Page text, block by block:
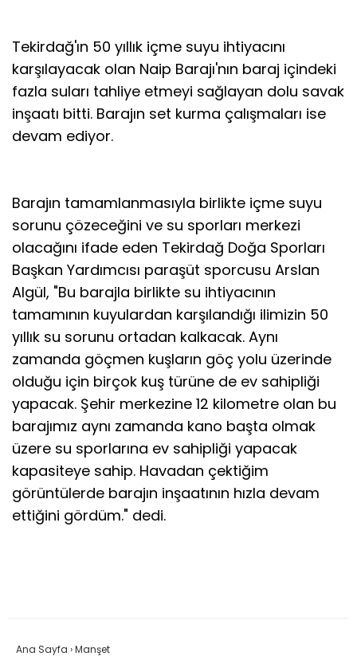
Tekirdağ'ın 50 yıllık içme suyu ihtiyacını
karşılayacak olan Naip Barajı'nın baraj içindeki
fazla suları tahliye etmeyi sağlayan dolu savak
inşaatı bitti. Barajın set kurma çalışmaları ise
devam ediyor.
Barajın tamamlanmasıyla birlikte içme suyu
sorunu çözeceğini ve su sporları merkezi
olacağını ifade eden Tekirdağ Doğa Sporları
Başkan Yardımcısı paraşüt sporcusu Arslan
Algül, "Bu barajla birlikte su ihtiyacının
tamamının kuyulardan karşılandığı ilimizin 50
yıllık su sorunu ortadan kalkacak. Aynı
zamanda göçmen kuşların göç yolu üzerinde
olduğu için birçok kuş türüne de ev sahipliği
yapacak. Şehir merkezine 12 kilometre olan bu
barajımız aynı zamanda kano başta olmak
üzere su sporlarına ev sahipliği yapacak
kapasiteye sahip. Havadan çektiğim
görüntülerde barajın inşaatının hızla devam
ettiğini gördüm." dedi.
Ana Sayfa ›Manşet